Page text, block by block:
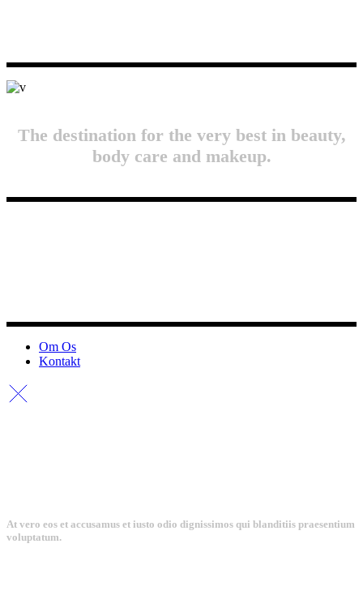
The destination for the very best in beauty,
body care and makeup.
Om Os
Kontakt
At vero eos et accusamus et iusto odio dignissimos qui blanditiis praesentium
voluptatum.